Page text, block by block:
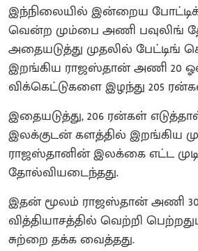
இந்நிலையில் இன்றைய
வென்ற மும்பை அணி பவுலிங்
அதையடுத்து முதலில் பேட்டிங்
இறங்கிய ராஜஸ்தான் அணி 20
விக்கெட்டுகளை இழந்து 205
இதையடுத்து, 206 ரன்கள்
இலக்குடன் களத்தில் இறங்கிய
ராஜஸ்தானின் இலக்கை எட்ட
தோல்வியடைந்தது.
இதன் மூலம் ராஜஸ்தான் அணி
வித்தியாசத்தில் வெற்றி
சுற்றை தக்க வைத்தது.